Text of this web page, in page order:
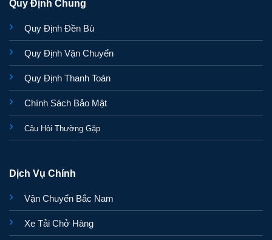
Quy Định Chung
Quy Định Đền Bù
Quy Định Vận Chuyển
Quy Định Thanh Toán
Chính Sách Bảo Mật
Câu Hỏi Thường Gặp
Dịch Vụ Chính
Vận Chuyển Bắc Nam
Xe Tải Chở Hàng